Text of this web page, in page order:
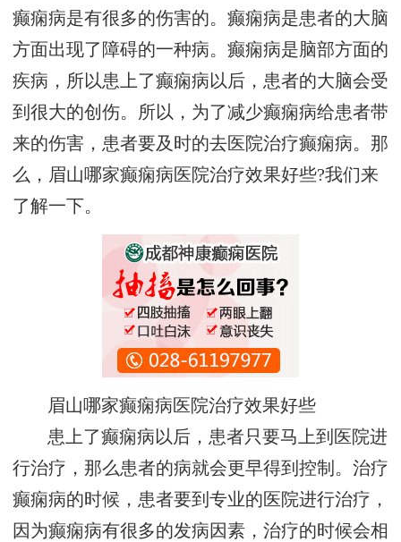
癫痫病是有很多的伤害的。癫痫病是患者的大脑
方面出现了障碍的一种病。癫痫病是脑部方面的
疾病，所以患上了癫痫病以后，患者的大脑会受
到很大的创伤。所以，为了减少癫痫病给患者带
来的伤害，患者要及时的去医院治疗癫痫病。那
么，眉山哪家癫痫病医院治疗效果好些?我们来
了解一下。
眉山哪家癫痫病医院治疗效果好些
患上了癫痫病以后，患者只要马上到医院进
行治疗，那么患者的病就会更早得到控制。治疗
癫痫病的时候，患者要到专业的医院进行治疗，
因为癫痫病有很多的发病因素，治疗的时候会相